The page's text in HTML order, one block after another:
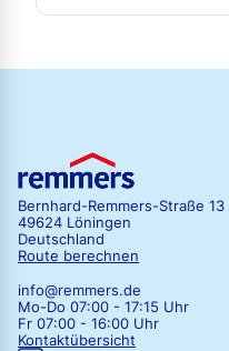
Bernhard-Remmers-Straße 13
49624 Löningen
Deutschland
Route berechnen
info@remmers.de
Mo-Do 07:00 - 17:15 Uhr
Fr 07:00 - 16:00 Uhr
Kontaktübersicht